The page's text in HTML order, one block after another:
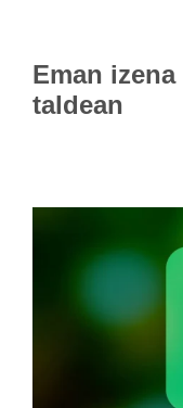
Eman izena
taldean